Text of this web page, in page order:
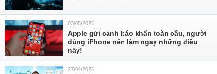
03/05/2025
Apple gửi cảnh báo khẩn toàn cầu, người
dùng iPhone nên làm ngay những điều
này!
27/04/2025